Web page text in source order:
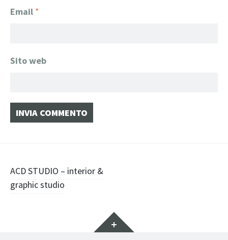
Email *
Sito web
Navigazione
articolo
ACD STUDIO – interior &
graphic studio
Widget